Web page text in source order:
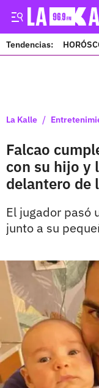
Tendencias:
La Kalle /
Falcao
con su hijo y
delantero de
El jugador pasó
junto a su